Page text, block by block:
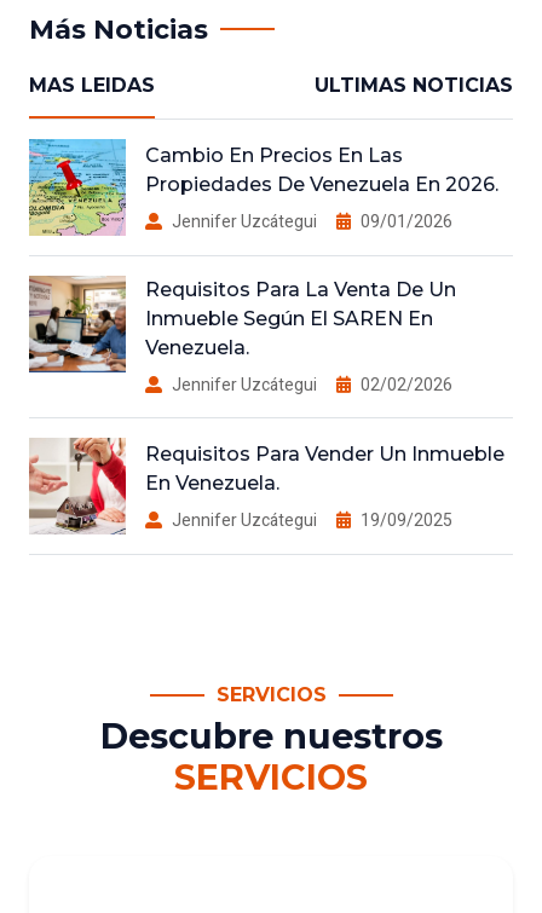
Más Noticias
MAS LEIDAS ULTIMAS NOTICIAS
Cambio En Precios En Las
Propiedades De Venezuela En 2026.
Jennifer Uzcátegui 09/01/2026
Requisitos Para La Venta De Un
Inmueble Según El SAREN En
Venezuela.
Jennifer Uzcátegui 02/02/2026
Requisitos Para Vender Un Inmueble
En Venezuela.
Jennifer Uzcátegui 19/09/2025
SERVICIOS
Descubre nuestros
SERVICIOS